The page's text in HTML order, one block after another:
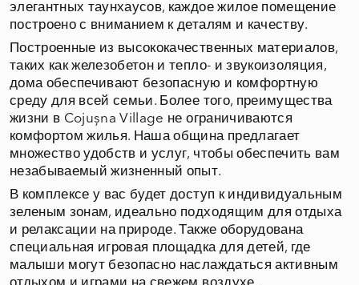
элегантных таунхаусов, каждое жилое помещение
построено с вниманием к деталям и качеству.
Построенные из высококачественных материалов,
таких как железобетон и тепло- и звукоизоляция,
дома обеспечивают безопасную и комфортную
среду для всей семьи. Более того, преимущества
жизни в Cojușna Village не ограничиваются
комфортом жилья. Наша община предлагает
множество удобств и услуг, чтобы обеспечить вам
незабываемый жизненный опыт.
В комплексе у вас будет доступ к индивидуальным
зеленым зонам, идеально подходящим для отдыха
и релаксации на природе. Также оборудована
специальная игровая площадка для детей, где
малыши могут безопасно наслаждаться активным